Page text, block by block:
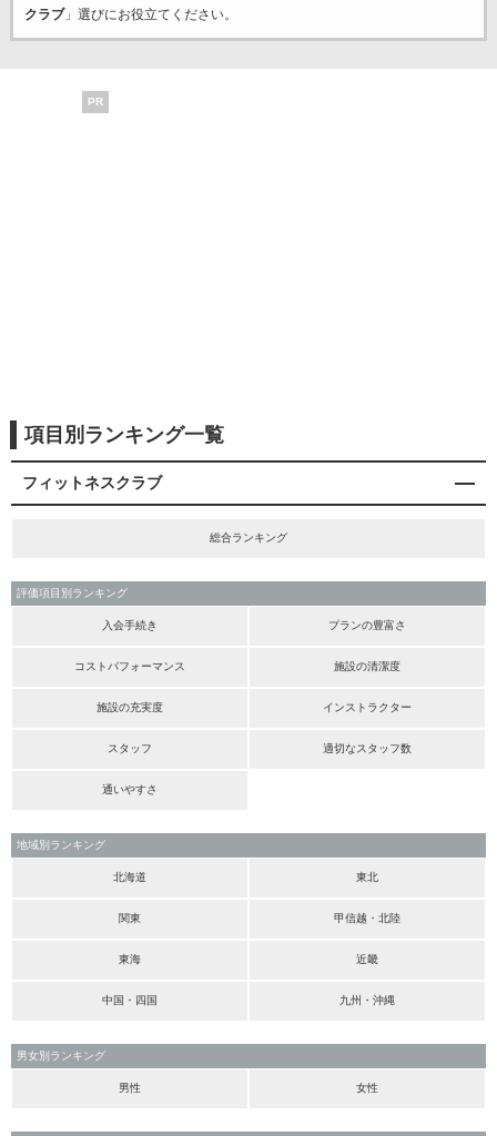
クラブ」選びにお役立てください。
PR
項目別ランキング一覧
フィットネスクラブ
総合ランキング
評価項目別ランキング
入会手続き プランの豊富さ
コストパフォーマンス 施設の清潔度
施設の充実度 インストラクター
スタッフ 適切なスタッフ数
通いやすさ
地域別ランキング
北海道 東北
関東 甲信越・北陸
東海 近畿
中国・四国 九州・沖縄
男女別ランキング
男性 女性